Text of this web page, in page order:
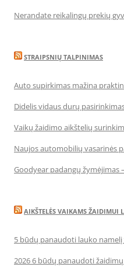
Nerandate reikalingų prekių
STRAIPSNIŲ TALPINIMAS
Auto supirkimas mažina
Didelis vidaus durų
Vaikų žaidimo aikštelių
Naujos automobilių vasarinės
Goodyear padangų žymėjimas
AIKŠTELĖS VAIKAMS ŽAIDIMUI
5 būdų panaudoti lauko namelį
2026 6 būdų panaudoti